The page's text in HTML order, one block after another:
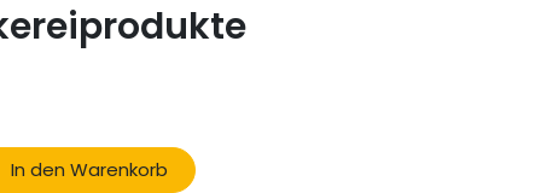
In den Warenkorb